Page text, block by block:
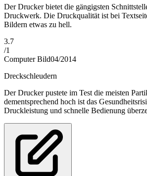
Der Drucker bietet die gängigsten
Druckwerk. Die Druckqualität ist bei
Bildern etwas zu hell.
3.7
/1
Computer Bild04/2014
Dreckschleudern
Der Drucker pustete im Test die meisten
dementsprechend hoch ist das
Druckleistung und schnelle Bedienung